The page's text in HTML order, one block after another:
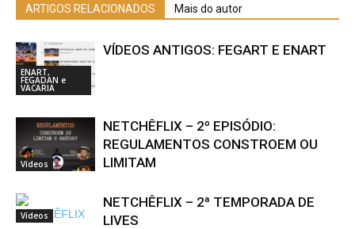
ARTIGOS RELACIONADOS Mais do autor
ENART,
FEGADAN e
VACARIA
VÍDEOS ANTIGOS: FEGART E ENART
Vídeos
NETCHÊFLIX – 2º EPISÓDIO:
REGULAMENTOS CONSTROEM OU
LIMITAM
Vídeos
NETCHÊFLIX – 2ª TEMPORADA DE
LIVES